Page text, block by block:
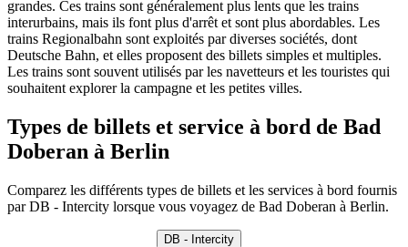
grandes. Ces trains sont généralement plus lents que les trains
interurbains, mais ils font plus d'arrêt et sont plus abordables. Les
trains Regionalbahn sont exploités par diverses sociétés, dont
Deutsche Bahn, et elles proposent des billets simples et multiples.
Les trains sont souvent utilisés par les navetteurs et les touristes qui
souhaitent explorer la campagne et les petites villes.
Types de billets et service à bord de Bad
Doberan à Berlin
Comparez les différents types de billets et les services à bord fournis
par DB - Intercity lorsque vous voyagez de Bad Doberan à Berlin.
DB - Intercity